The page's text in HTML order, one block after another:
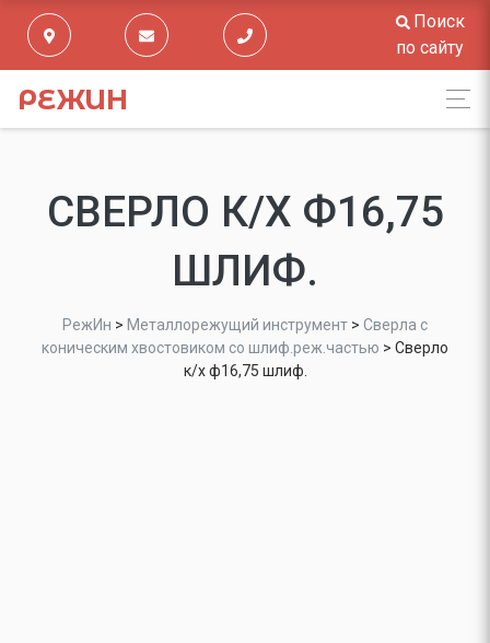
Поиск
по сайту
РЕЖИН
СВЕРЛО К/Х Ф16,75
ШЛИФ.
РежИн > Металлорежущий инструмент > Сверла с
коническим хвостовиком со шлиф.реж.частью > Сверло
к/х ф16,75 шлиф.